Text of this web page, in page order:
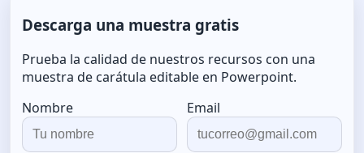
Descarga una muestra gratis
Prueba la calidad de nuestros recursos con una
muestra de carátula editable en Powerpoint.
Nombre
Email